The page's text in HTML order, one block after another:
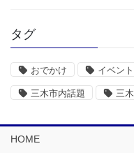
タグ
おでかけ イベン
三木市内話題 三
HOME